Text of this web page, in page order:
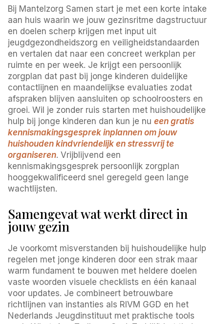
Bij Mantelzorg Samen start je met een korte intake
aan huis waarin we jouw gezinsritme dagstructuur
en doelen scherp krijgen met input uit
jeugdgezondheidszorg en veiligheidstandaarden
en vertalen dat naar een concreet werkplan per
ruimte en per week. Je krijgt een persoonlijk
zorgplan dat past bij jonge kinderen duidelijke
contactlijnen en maandelijkse evaluaties zodat
afspraken blijven aansluiten op schoolroosters en
groei. Wil je zonder ruis starten met huishoudelijke
hulp bij jonge kinderen dan kun je nueen gratis
kennismakingsgesprek inplannen om jouw
huishouden kindvriendelijk en stressvrij te
organiseren. Vrijblijvend een
kennismakingsgesprek persoonlijk zorgplan
hooggekwalificeerd snel geregeld geen lange
wachtlijsten.
Samengevat wat werkt direct in
jouw gezin
Je voorkomt misverstanden bij huishoudelijke hulp
regelen met jonge kinderen door een strak maar
warm fundament te bouwen met heldere doelen
vaste woorden visuele checklists en één kanaal
voor updates. Je combineert betrouwbare
richtlijnen van instanties als RIVM GGD en het
Nederlands Jeugdinstituut met praktische tools